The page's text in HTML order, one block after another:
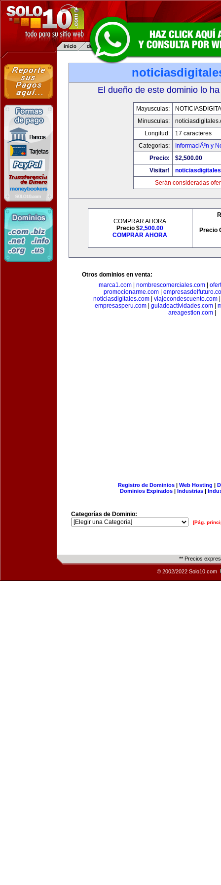
El dueño de este dominio lo
Mayusculas:
Minusculas:
Longitud:
17 caracteres
Categorias:
InformaciÃ³n y
Precio:
$2,500.00
Visitar!
Serán consideradas
COMPRAR AHORA
Precio $2,500.00
COMPRAR AHORA
Precio
Otros dominios en venta:
marca1.com| nombrescomerciales.com|
promocionarme.com|
noticiasdigitales.com| viajecondescuento.com
empresasperu.com| guiadeactividades.com|
areagestion.com|
Registro de Dominios| Web Hosting |
Dominios Expirados | Industrias |
Categorías de Dominio:
[Pág.
** Precios
© 2002/2022 Solo10.com